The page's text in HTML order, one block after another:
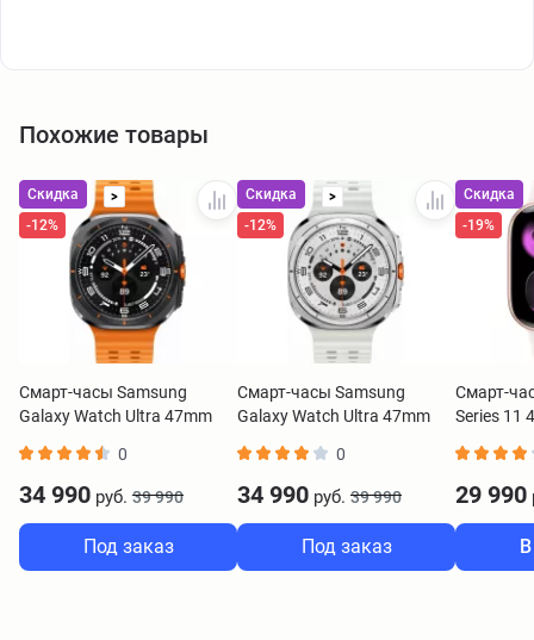
Похожие товары
Скидка
>
-12%
Смарт-часы Samsung
Galaxy Watch Ultra 47mm
ремешком
0
34 990 руб. 39 990
Под заказ
Скидка
>
-12%
Смарт-часы Samsung
Galaxy Watch Ultra 47mm
белым ремешком
0
34 990 руб. 39 990
Под заказ
Скидка
-19%
Смарт-
Series 11
29 990